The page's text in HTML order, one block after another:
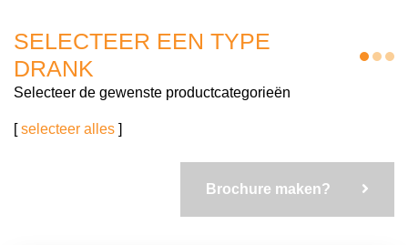
SELECTEER EEN TYPE
DRANK
Selecteer de gewenste productcategorieën
[selecteer alles ]
Brochure maken?